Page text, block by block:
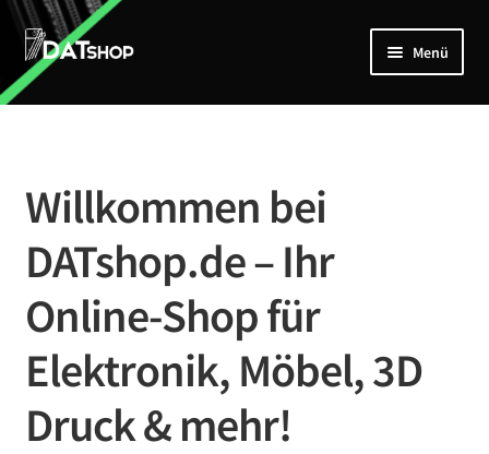
Zur
Navigation
springen
Zum
Inhalt
springen
Menü
Home
Mein Account
Kontakt
Willkommen bei
DATshop.de – Ihr
Online-Shop für
Elektronik, Möbel, 3D
Druck & mehr!